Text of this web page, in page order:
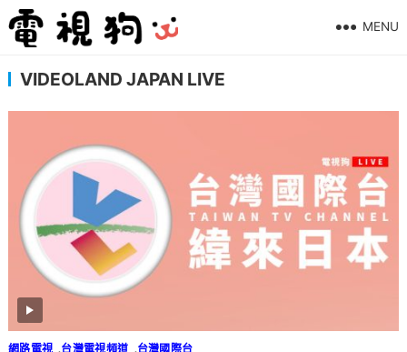
MENU
VIDEOLAND JAPAN LIVE
網路電視 ,台灣電視頻道 ,台灣國際台